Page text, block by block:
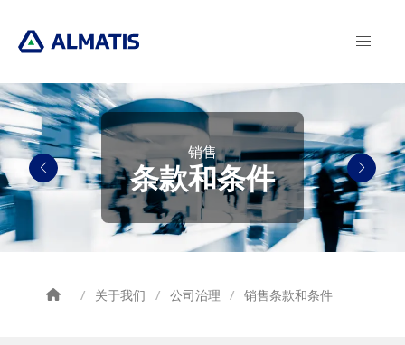
main
content
销售
条款和条件
Breadcrumb
关于我们 公司治理 销售条款和条件